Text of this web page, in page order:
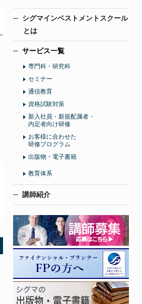
シグマインベストメントスクール
とは
サービス一覧
専門科・研究科
セミナー
通信教育
資格試験対策
新入社員・新規配属者・
内定者向け研修
お客様に合わせた
研修プログラム
出版物・電子書籍
教育体系
講師紹介